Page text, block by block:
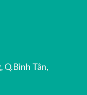
Q.Bình Tân,